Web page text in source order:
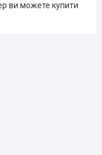
ви можете купити